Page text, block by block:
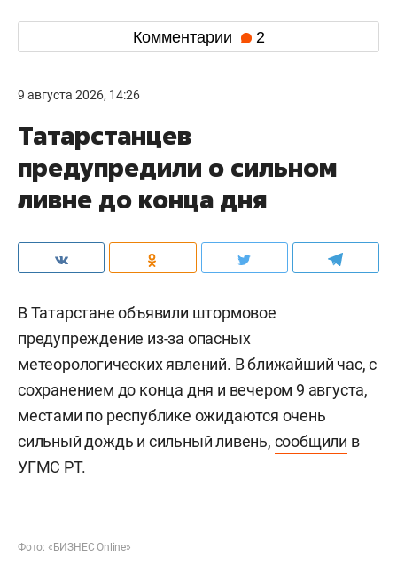
Комментарии 2
9 августа 2026, 14:26
Татарстанцев
предупредили о сильном
ливне до конца дня
В Татарстане объявили штормовое
предупреждение из-за опасных
метеорологических явлений. В ближайший час, с
сохранением до конца дня и вечером 9 августа,
местами по республике ожидаются очень
сильный дождь и сильный ливень, сообщили в
УГМС РТ.
Фото: «БИЗНЕС Online»